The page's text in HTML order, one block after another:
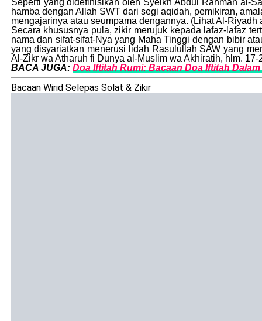
hamba dengan Allah SWT dari segi aqidah, pemikiran,
mengajarinya atau seumpama dengannya. (Lihat Al-Riyadh
Secara khususnya pula, zikir merujuk kepada lafaz-lafaz
nama dan sifat-sifat-Nya yang Maha Tinggi dengan bibir
yang disyariatkan menerusi lidah Rasulullah SAW yang
Al-Zikr wa Atharuh fi Dunya al-Muslim wa Akhiratih, hlm. 17-
BACA JUGA: Doa Iftitah Rumi: Bacaan Doa Iftitah
Bacaan Wirid Selepas Solat & Zikir